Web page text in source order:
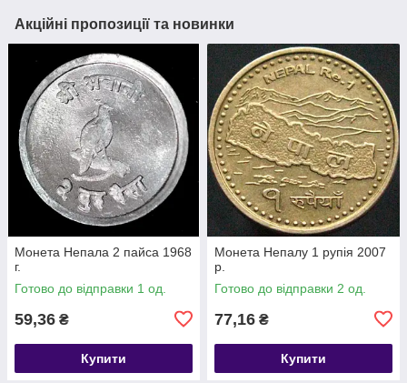
Акційні пропозиції та новинки
Монета Непала 2 пайса 1968
г.
Готово до відправки 1 од.
59,36 ₴
Купити
Монета Непалу 1 рупія 2007
р.
Готово до відправки 2 од.
77,16 ₴
Купити